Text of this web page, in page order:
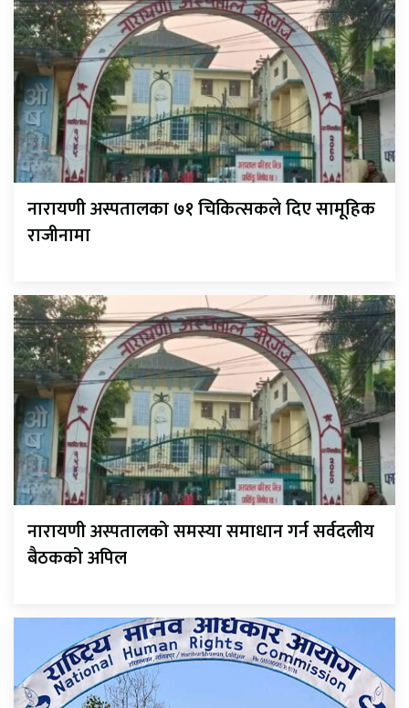
नारायणी अस्पतालका ७१ चिकित्सकले दिए सामूहिक
राजीनामा
नारायणी अस्पतालको समस्या समाधान गर्न सर्वदलीय
बैठकको अपिल